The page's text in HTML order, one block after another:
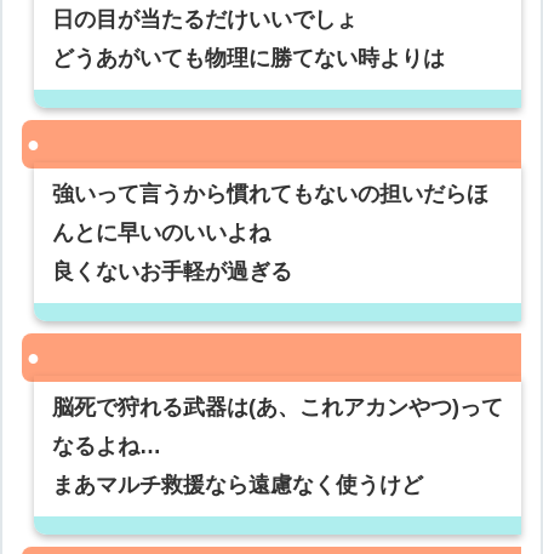
日の目が当たるだけいいでしょ
どうあがいても物理に勝てない時よりは
強いって言うから慣れてもないの担いだらほ
んとに早いのいいよね
良くないお手軽が過ぎる
脳死で狩れる武器は(あ、これアカンやつ)って
なるよね…
まあマルチ救援なら遠慮なく使うけど